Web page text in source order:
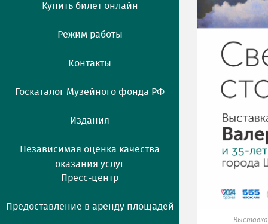
Купить билет онлайн
Режим работы
Контакты
Госкаталог Музейного фонда РФ
Издания
Независимая оценка качества
оказания услуг
Пресс-центр
Предоставление в аренду площадей